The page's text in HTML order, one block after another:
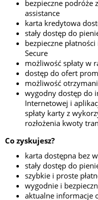
bezpieczne podróże
assistance
karta kredytowa
stały dostęp do
bezpieczne
Secure
możliwość spłaty w
dostęp do ofert
możliwość
wygodny dostęp do
Internetowej i
spłaty karty z
rozłożenia kwoty
Co zyskujesz?
karta dostępna bez
stały dostęp do
szybkie i proste
wygodnie i
aktualne informacje